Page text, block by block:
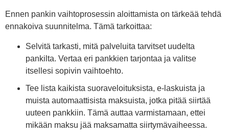
Ennen pankin vaihtoprosessin aloittamista on tärkeää tehdä
ennakoiva suunnitelma. Tämä tarkoittaa:
Selvitä tarkasti, mitä palveluita tarvitset uudelta
pankilta. Vertaa eri pankkien tarjontaa ja valitse
itsellesi sopivin vaihtoehto.
Tee lista kaikista suoraveloituksista, e-laskuista ja
muista automaattisista maksuista, jotka pitää siirtää
uuteen pankkiin. Tämä auttaa varmistamaan, ettei
mikään maksu jää maksamatta siirtymävaiheessa.